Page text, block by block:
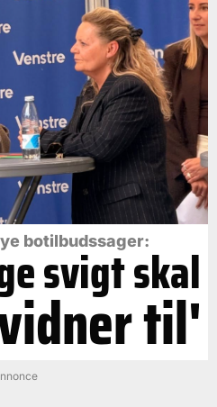
botilbudssager:
svigt skal
til'